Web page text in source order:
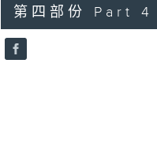
56
minutes,
9
seconds
90%
第四部份 Part